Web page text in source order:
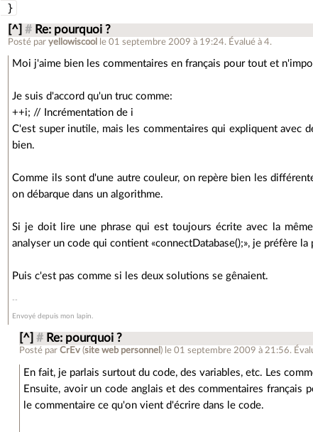
}
[^] # Re: pourquoi ?
Posté paryellowiscool le 01 septembre 2009 à 19:24. Évalué à4.
Moi j'aime bien les commentaires en français pour tout et
Je suis d'accord qu'un truc comme:
++i; // Incrémentation de i
C'est super inutile, mais les commentaires qui expliquent avec
bien.
Comme ils sont d'une autre couleur, on repère bien les
on débarque dans un algorithme.
Si je doit lire une phrase qui est toujours écrite avec la
analyser un code qui contient «connectDatabase();», je préfère
Puis c'est pas comme si les deux solutions se gênaient.
Envoyé depuis mon lapin.
[^] # Re: pourquoi ?
Posté parCrEv (site web personnel ) le 01 septembre 2009 à 21:56.
En fait, je parlais surtout du code, des variables, etc. Les
Ensuite, avoir un code anglais et des commentaires français
le commentaire ce qu'on vient d'écrire dans le code.